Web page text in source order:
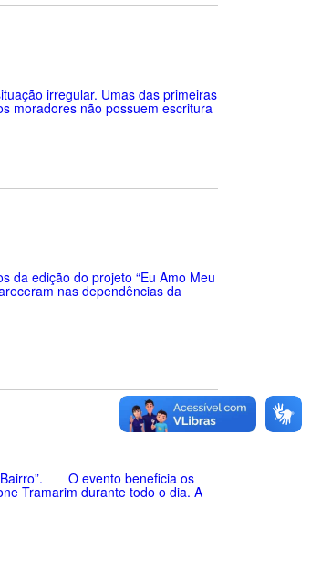
irregular. Umas das primeiras
moradores não possuem escritura
da edição do projeto “Eu Amo Meu
nas dependências da
Bairro”. O evento beneficia os
Tramarim durante todo o dia. A